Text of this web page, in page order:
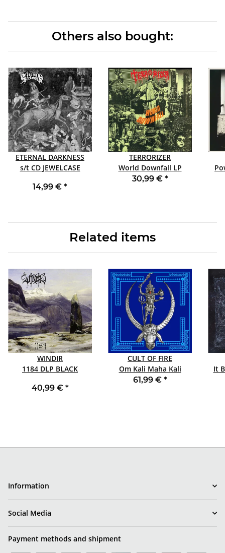
Others also bought:
ETERNAL DARKNESS
s/t CD JEWELCASE
14,99 € *
TERRORIZER
World Downfall LP
BLACK FDR
30,99 € *
Related items
WINDIR
1184 DLP BLACK
40,99 € *
CULT OF FIRE
Om Kali Maha Kali
SHAPED PIC BOXED
61,99 € *
It
Information
Social Media
Payment methods and shipment